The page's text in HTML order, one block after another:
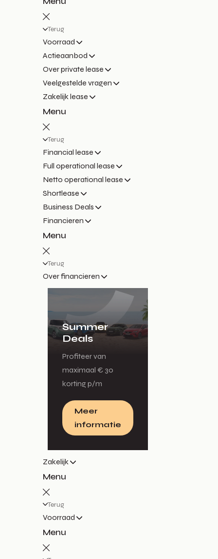
Terug
Voorraad
Actieaanbod
Over private lease
Veelgestelde vragen
Zakelijk lease
Menu
Terug
Financial lease
Full operational lease
Netto operational lease
Shortlease
Business Deals
Financieren
Menu
Terug
Over financieren
Summer
Deals
Profiteer van
maximaal € 30
korting p/m
Meer
informatie
Zakelijk
Menu
Terug
Voorraad
Menu